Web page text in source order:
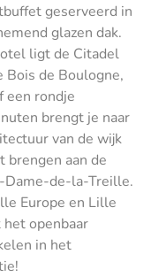
geserveerd in
glazen dak.
ligt de Citadel
Bois de Boulogne,
een rondje
brengt je naar
van de wijk
brengen aan de
Dame-de-la-Treille.
Europe en Lille
openbaar
in het